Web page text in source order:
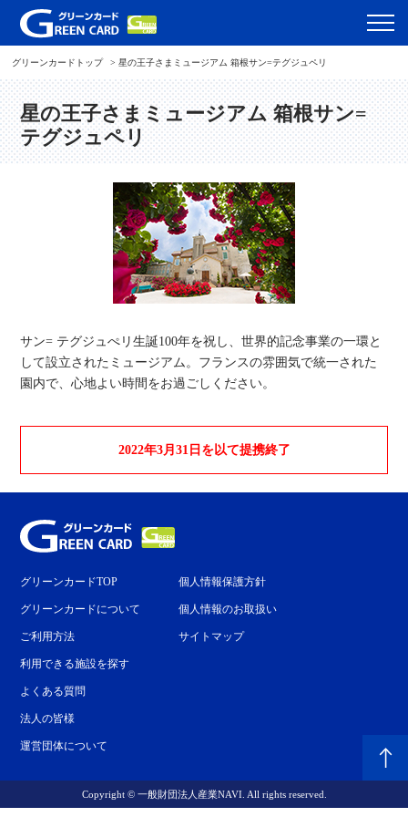
グリーンカードトップ 星の王子さまミュージアム 箱根サン=テグジュペリ
星の王子さまミュージアム 箱根サン=
テグジュペリ
サン= テグジュぺリ生誕100年を祝し、世界的記念事業の一環と
して設立されたミュージアム。フランスの雰囲気で統一された
園内で、心地よい時間をお過ごしください。
2022年3月31日を以て提携終了
グリーンカードTOP
グリーンカードについて
ご利用方法
利用できる施設を探す
よくある質問
法人の皆様
運営団体について
個人情報保護方針
個人情報のお取扱い
サイトマップ
Copyright © 一般財団法人産業NAVI. All rights reserved.